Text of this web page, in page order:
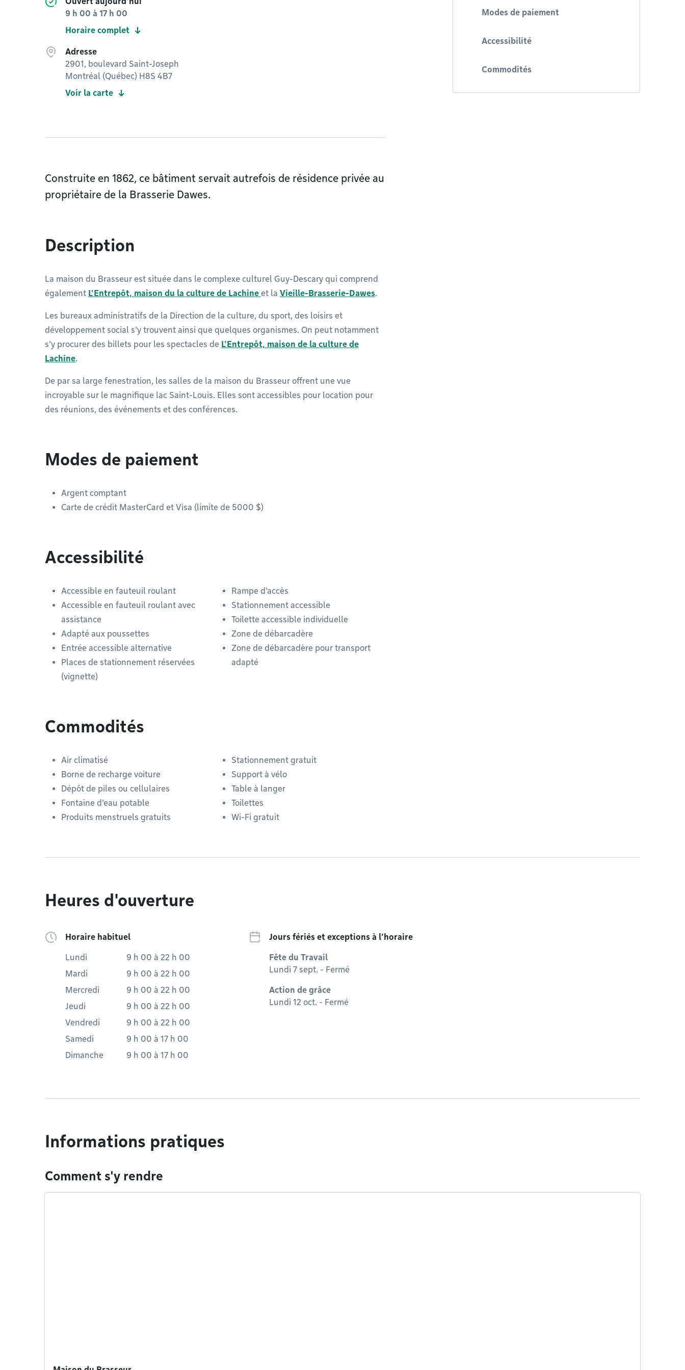
9 h 00 à 17 h 00
Horaire complet
Adresse
2901, boulevard Saint-Joseph
Montréal (Québec) H8S 4B7
Voir la carte
Modes de paiement
Accessibilité
Commodités
Construite en 1862, ce bâtiment servait autrefois de résidence privée au
propriétaire de la Brasserie Dawes.
Description
La maison du Brasseur est située dans le complexe culturel Guy-Descary qui comprend
également L'Entrepôt, maison du la culture de Lachine et la Vieille-Brasserie-Dawes.
Les bureaux administratifs de la Direction de la culture, du sport, des loisirs et
développement social s'y trouvent ainsi que quelques organismes. On peut notamment
s'y procurer des billets pour les spectacles de L'Entrepôt, maison de la culture de
Lachine.
De par sa large fenestration, les salles de la maison du Brasseur offrent une vue
incroyable sur le magnifique lac Saint-Louis. Elles sont accessibles pour location pour
des réunions, des événements et des conférences.
Modes de paiement
Argent comptant
Carte de crédit MasterCard et Visa (limite de 5000 $)
Accessibilité
Accessible en fauteuil roulant
Accessible en fauteuil roulant avec
assistance
Adapté aux poussettes
Entrée accessible alternative
Places de stationnement réservées
(vignette)
Rampe d'accès
Stationnement accessible
Toilette accessible individuelle
Zone de débarcadère
Zone de débarcadère pour transport
adapté
Commodités
Air climatisé
Borne de recharge voiture
Dépôt de piles ou cellulaires
Fontaine d'eau potable
Produits menstruels gratuits
Stationnement gratuit
Support à vélo
Table à langer
Toilettes
Wi-Fi gratuit
Heures d'ouverture
Horaire habituel
Lundi 9 h 00 à 22 h 00
Mardi
9 h 00 à 22 h 00
Mercredi
9 h 00 à 22 h 00
Jeudi
9 h 00 à 22 h 00
Vendredi
9 h 00 à 22 h 00
Samedi
9 h 00 à 17 h 00
Dimanche
9 h 00 à 17 h 00
Jours fériés et exceptions à l’horaire
Fête du Travail
Lundi 7 sept. - Fermé
Action de grâce
Lundi 12 oct. - Fermé
Informations pratiques
Comment s'y rendre